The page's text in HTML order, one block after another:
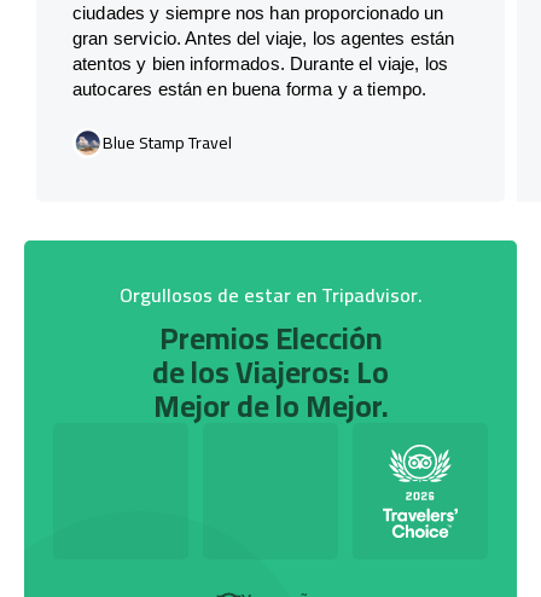
ciudades y siempre nos han proporcionado un
gran servicio. Antes del viaje, los agentes están
atentos y bien informados. Durante el viaje, los
autocares están en buena forma y a tiempo.
Blue Stamp Travel
Orgullosos de estar en Tripadvisor.
Premios Elección
de los Viajeros: Lo
Mejor de lo Mejor.